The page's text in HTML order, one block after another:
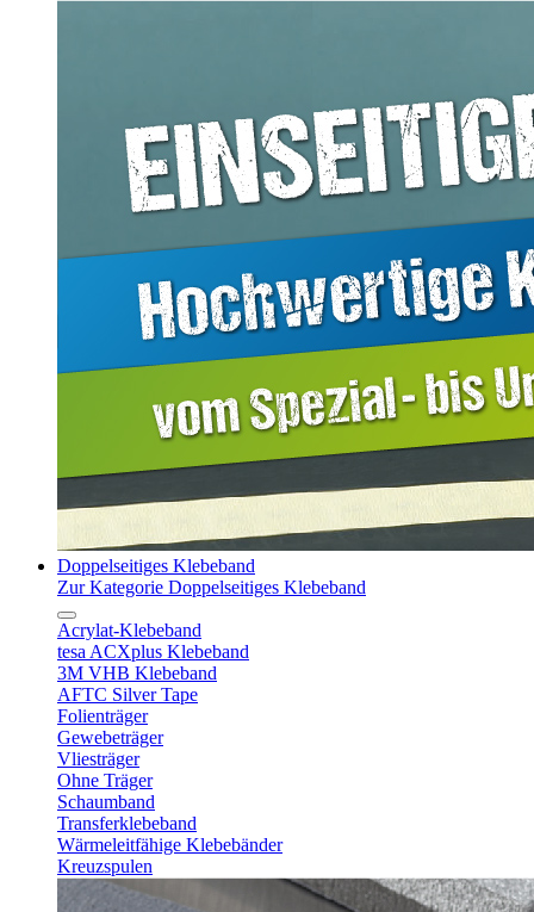
Doppelseitiges Klebeband
Zur Kategorie Doppelseitiges Klebeband
Acrylat-Klebeband
tesa ACXplus Klebeband
3M VHB Klebeband
AFTC Silver Tape
Folienträger
Gewebeträger
Vliesträger
Ohne Träger
Schaumband
Transferklebeband
Wärmeleitfähige Klebebänder
Kreuzspulen